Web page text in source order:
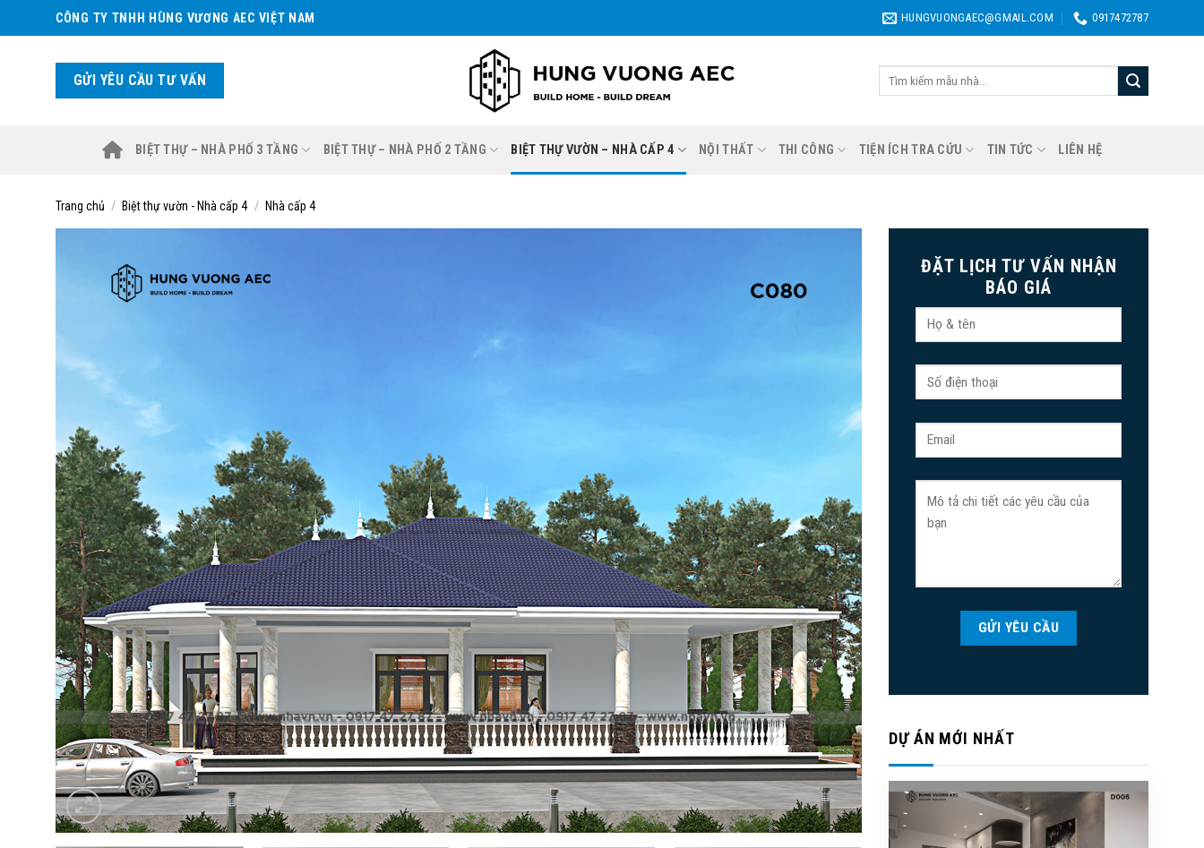
to
CÔNG TY TNHH HÙNG VƯƠNG AEC VIỆT NAM HUNGVUONGAEC@GMAIL.COM 0917472787
GỬI YÊU CẦU TƯ VẤN
Tìm
BIỆT THỰ – NHÀ PHỐ 3 TẦNG BIỆT THỰ – NHÀ PHỐ 2 TẦNG BIỆT THỰ VƯỜN – NHÀ CẤP 4 NỘI THẤT THI CÔNG TIỆN ÍCH TRA CỨU TIN TỨC LIÊN HỆ
Trang chủ / Biệt thự vườn - Nhà cấp 4 / Nhà cấp 4
ĐẶT LỊCH TƯ VẤN NHẬN
BÁO GIÁ
DỰ ÁN MỚI NHẤT